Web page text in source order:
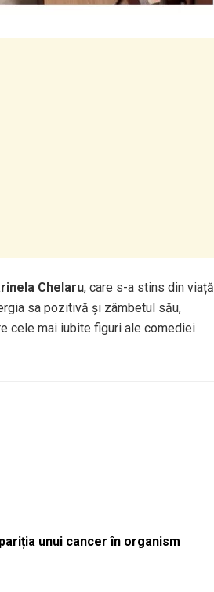
Chelaru, care s-a stins din viață
sa pozitivă și zâmbetul său,
cele mai iubite figuri ale comediei
unui cancer în organism